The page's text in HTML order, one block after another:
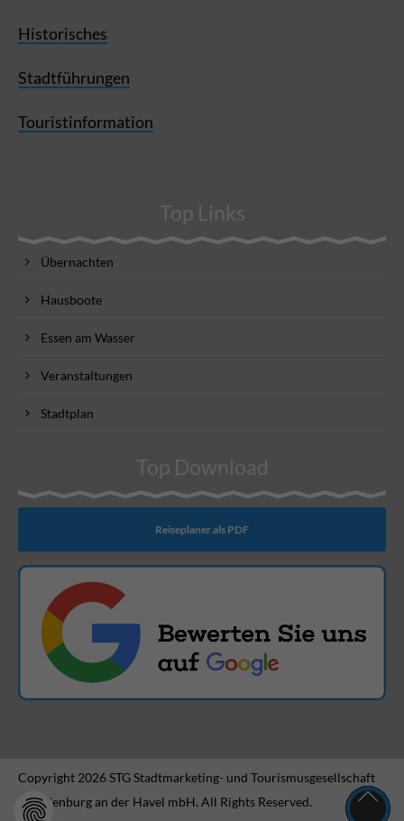
Historisches
Stadtführungen
Touristinformation
Top Links
Übernachten
Hausboote
Essen am Wasser
Veranstaltungen
Stadtplan
Top Download
Reiseplaner als PDF
Copyright 2026 STG Stadtmarketing- und Tourismusgesellschaft
Brandenburg an der Havel mbH. All Rights Reserved.